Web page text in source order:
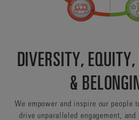
DIVERSITY,
&
We empower and inspire our people
drive unparalleled engagement,